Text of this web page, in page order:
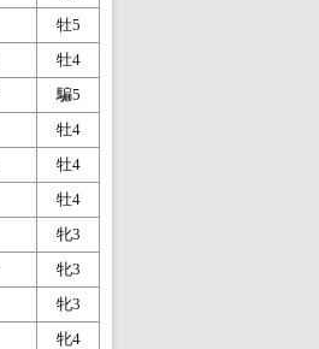
牡5
牡4
騙5
牡4
牡4
牡4
牝3
牝3
牝3
牝4